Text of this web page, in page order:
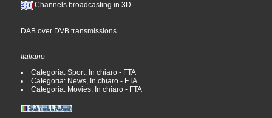
Channels broadcasting in 3D
DAB over DVB transmissions
Italiano
Categoria: Sport, In chiaro - FTA
Categoria: News, In chiaro - FTA
Categoria: Movies, In chiaro - FTA